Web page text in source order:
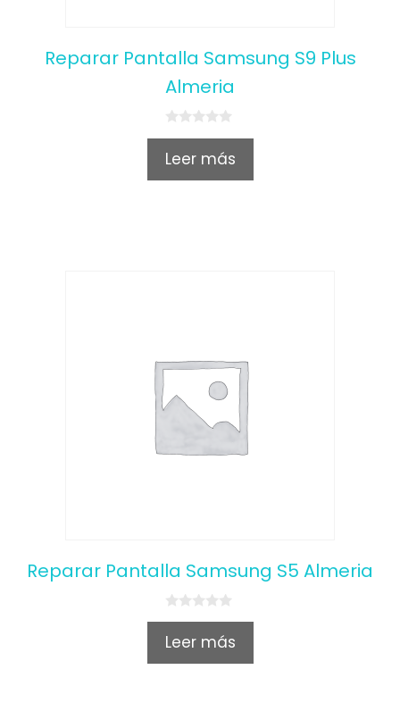
Reparar Pantalla Samsung S9 Plus
Almeria
0
u
Leer más
Reparar Pantalla Samsung S5 Almeria
0
u
Leer más